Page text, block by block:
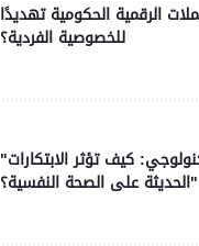
الرقمية الحكومية تهديدًا
للخصوصية الفردية؟
"القلق التكنولوجي: كيف تؤثر الابتكارات
الحديثة على الصحة النفسية؟"